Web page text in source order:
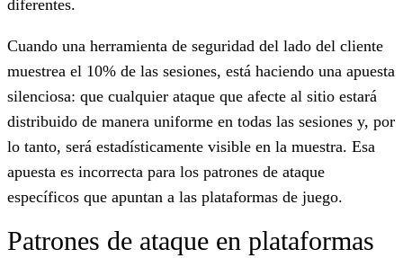
diferentes.
Cuando una herramienta de seguridad del lado del cliente
muestrea el 10% de las sesiones, está haciendo una apuesta
silenciosa: que cualquier ataque que afecte al sitio estará
distribuido de manera uniforme en todas las sesiones y, por
lo tanto, será estadísticamente visible en la muestra. Esa
apuesta es incorrecta para los patrones de ataque
específicos que apuntan a las plataformas de juego.
Patrones de ataque en plataformas